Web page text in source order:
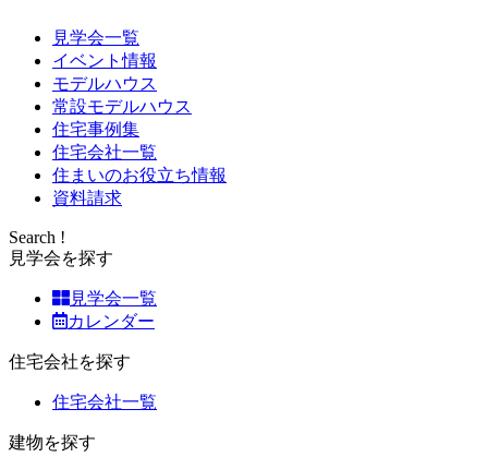
見学会一覧
イベント情報
モデルハウス
常設モデルハウス
住宅事例集
住宅会社一覧
住まいのお役立ち情報
資料請求
Search !
見学会を探す
見学会一覧
カレンダー
住宅会社を探す
住宅会社一覧
建物を探す